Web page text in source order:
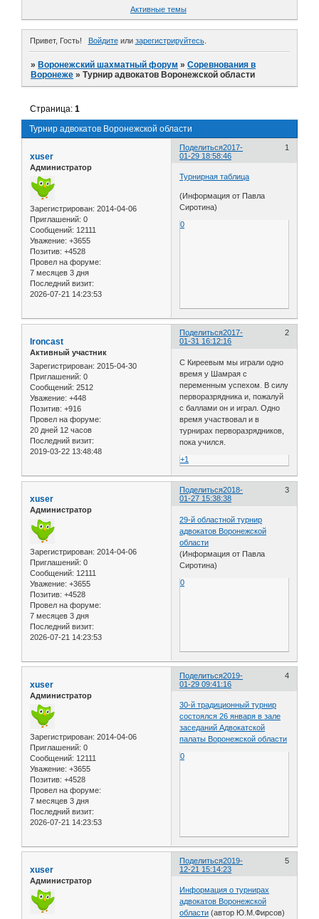
Активные темы
Привет, Гость! Войдитеили зарегистрируйтесь.
»Воронежский шахматный форум »Соревнования в
Воронеже »Турнир адвокатов Воронежской области
Турнир адвокатов Воронежской области
Страница:1
Поделиться 1
2017-
01-29 18:58:46
xuser
Администратор
Зарегистрирован: 2014-04-06
Приглашений: 0
Сообщений: 12111
Уважение: +3655
Позитив: +4528
Провел на форуме:
7 месяцев 3 дня
Последний визит:
2026-07-21 14:23:53
Турнирная таблица
(Информация от Павла
Сиротина)
0
Поделиться 2
2017-
01-31 16:12:16
Ironcast
Активный участник
Зарегистрирован: 2015-04-30
Приглашений: 0
Сообщений: 2512
Уважение: +448
Позитив: +916
Провел на форуме:
20 дней 12 часов
Последний визит:
2019-03-22 13:48:48
С Киреевым мы играли одно
время у Шамрая с
переменным успехом. В силу
перворазрядника и, пожалуй
с баллами он и играл. Одно
время участвовал и в
турнирах перворазрядников,
пока учился.
+1
Поделиться 3
2018-
01-27 15:38:38
xuser
Администратор
Зарегистрирован: 2014-04-06
Приглашений: 0
Сообщений: 12111
Уважение: +3655
Позитив: +4528
Провел на форуме:
7 месяцев 3 дня
Последний визит:
2026-07-21 14:23:53
29-й областной турнир
адвокатов Воронежской
области
(Информация от Павла
Сиротина)
0
Поделиться 4
2019-
01-29 09:41:16
xuser
Администратор
Зарегистрирован: 2014-04-06
Приглашений: 0
Сообщений: 12111
Уважение: +3655
Позитив: +4528
Провел на форуме:
7 месяцев 3 дня
Последний визит:
2026-07-21 14:23:53
30-й традиционный турнир
состоялся 26 января в зале
заседаний Адвокатской
палаты Воронежской области
0
Поделиться 5
2019-
12-21 15:14:23
xuser
Администратор
Информация о турнирах
адвокатов Воронежской
области (автор Ю.М.Фирсов)